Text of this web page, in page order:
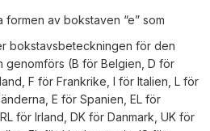
av bokstaven “e” som
bokstavsbeteckningen för den
genomförs (B för Belgien, D för
F för Frankrike, I för Italien, L för
E för Spanien, EL för
för Irland, DK för Danmark, UK för